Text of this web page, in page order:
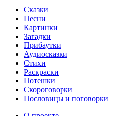
Сказки
Песни
Картинки
Загадки
Прибаутки
Аудиосказки
Стихи
Раскраски
Потешки
Скороговорки
Пословицы и поговорки